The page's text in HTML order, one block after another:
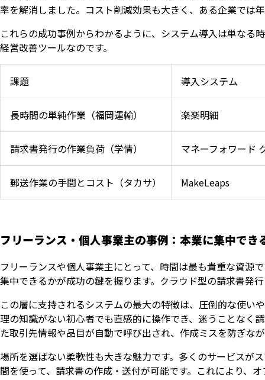
率を解消しました。コスト削減効果も大きく、ある企業では
これらの成功事例からわかるように、システム導入は単なる
経営改善ツールなのです。
課題 導入システム
長時間の単純作業（福岡運輸） 楽楽明細
請求書発行の作業負荷（学情） マネーフォワード
郵送作業の手間とコスト（タカサ） MakeLeaps
フリーランス・個人事業主の事例：本業に集中でき
フリーランスや個人事業主にとって、時間は最も貴重な資源
集中できるかが成功の鍵を握ります。クラウド型の請求書発
この層に支持されるシステムの最大の特徴は、圧倒的な使い
理の知識がない初心者でも直感的に操作でき、迷うことなく
た取引先情報や品目が自動で呼び出され、作成ミスを防ぎな
場所を選ばない柔軟性も大きな魅力です。多くのサービスが
間を使って、請求書の作成・送付が可能です。これにより、